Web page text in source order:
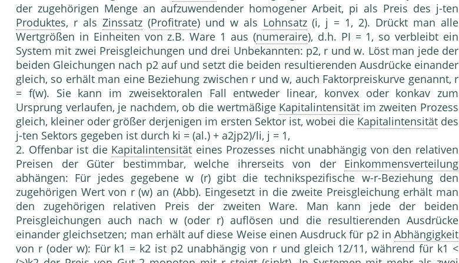
der zugehörigen Menge an aufzuwendender homogener Arbeit, pi als Preis des j-ten
Produktes, r als Zinssatz(Profitrate) und w als Lohnsatz(i, j = 1, 2). Drückt man alle
Wertgrößen in Einheiten von z.B. Ware 1 aus (numeraire), d.h. PI = 1, so verbleibt ein
System mit zwei Preisgleichungen und drei Unbekannten: p2, r und w. Löst man jede der
beiden Gleichungen nach p2 auf und setzt die beiden resultierenden Ausdrücke einander
gleich, so erhält man eine Beziehung zwischen r und w, auch Faktorpreiskurve genannt, r
= f(w). Sie kann im zweisektoralen Fall entweder linear, konvex oder konkav zum
Ursprung verlaufen, je nachdem, ob die wertmäßige Kapitalintensität im zweiten Prozess
gleich, kleiner oder größer derjenigen im ersten Sektor ist, wobei die Kapitalintensität des
j-ten Sektors gegeben ist durch ki = (al.) + a2jp2)/li, j = 1,
2. Offenbar ist die Kapitalintensität eines Prozesses nicht unabhängig von den relativen
Preisen der Güter bestimmbar, welche ihrerseits von der Einkommensverteilung
abhängen: Für jedes gegebene w (r) gibt die technikspezifische w-r-Beziehung den
zugehörigen Wert von r (w) an (Abb). Eingesetzt in die zweite Preisgleichung erhält man
den zugehörigen relativen Preis der zweiten Ware. Man kann jede der beiden
Preisgleichungen auch nach w (oder r) auflösen und die resultierenden Ausdrücke
einander gleichsetzen; man erhält auf diese Weise einen Ausdruck für p2 in Abhängigkeit
von r (oder w): Für k1 = k2 ist p2 unabhängig von r und gleich 12/11, während für k1 <